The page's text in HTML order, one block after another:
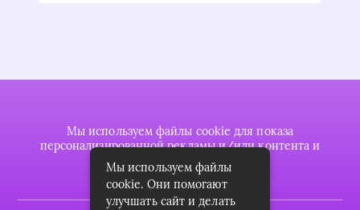
Мы используем файлы cookie для показа
персонализированной рекламы и/или контента и
анализа нашего трафика.
Мы используем файлы
cookie. Они помогают
улучшать сайт и делать